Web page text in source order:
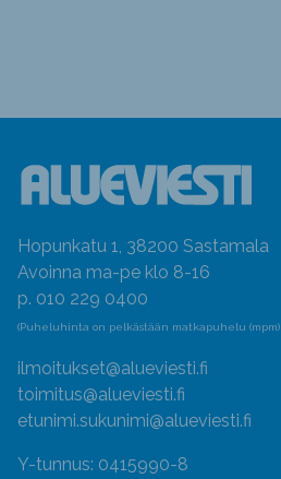
Hopunkatu 1, 38200 Sastamala
Avoinna ma-pe klo 8-16
p. 010 229 0400
(Puheluhinta on pelkästään matkapuhelu
ilmoitukset@alueviesti.fi
toimitus@alueviesti.fi
etunimi.sukunimi@alueviesti.fi
Y-tunnus: 0415990-8